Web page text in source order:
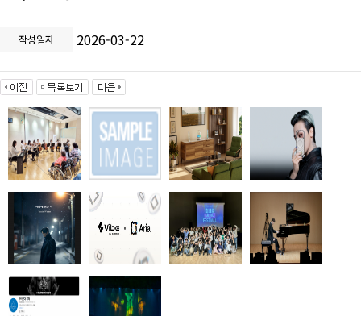
작성일자 2026-03-22